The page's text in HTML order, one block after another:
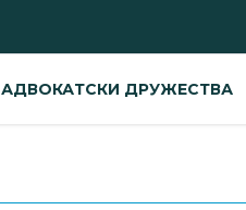
АДВОКАТСКИ ДРУЖЕСТВА